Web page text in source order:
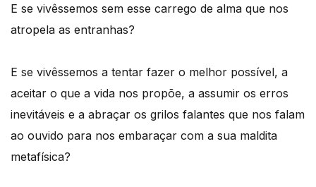
E se vivêssemos sem esse carrego de alma que nos
atropela as entranhas?
E se vivêssemos a tentar fazer o melhor possível, a
aceitar o que a vida nos propõe, a assumir os erros
inevitáveis e a abraçar os grilos falantes que nos falam
ao ouvido para nos embaraçar com a sua maldita
metafísica?